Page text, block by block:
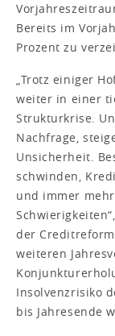
Bereits im
Prozent zu
„Trotz einiger
weiter in einer
Strukturkrise.
Nachfrage,
Unsicherheit.
schwinden,
und immer
der
weiteren
Insolvenzrisiko
bis Jahresende